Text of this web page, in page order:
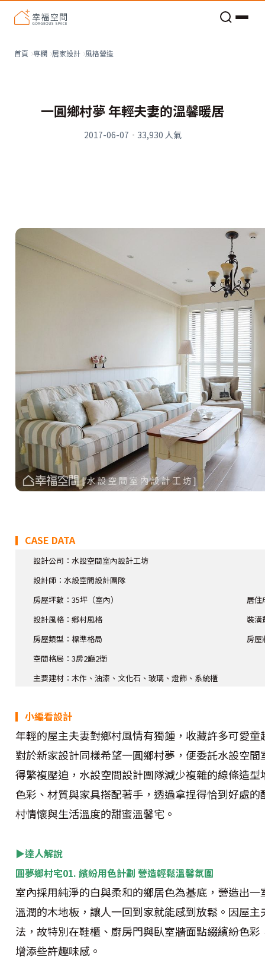
首頁 專欄 居家設計 風格營造
一圓鄉村夢 年輕夫妻的溫馨暖居
2017-06-07 · 33,930 人氣
▎CASE DATA
設計公司：水設空間室內設計工坊
設計師 ：水設空間設計團隊
房屋坪數：35坪（室內）
設計風格：鄉村風格
房屋類型：標準格局
居
裝潢
房屋
空間格局：3房2廳2衛
主要建材：木作、油漆、文化石、玻璃、燈飾、系統櫃
▎小編看設計
年輕的屋主夫妻對鄉村風情有獨鍾，收藏許多可愛
對於新家設計同樣希望一圓鄉村夢，便委託水設空
得繁複壓迫，水設空間設計團隊減少複雜的線條造
色彩、材質與家具搭配著手，透過拿捏得恰到好處
村情懷與生活溫度的甜蜜溫馨宅。
▶達人解說
圓夢鄉村宅01. 繽紛用色計劃 營造輕鬆溫馨氛圍
室內採用純淨的白與柔和的鄉居色為基底，營造出
溫潤的木地板，讓人一回到家就能感到放鬆。因屋
法，故特別在鞋櫃、廚房門與臥室牆面點綴繽紛色
增添些許趣味感。